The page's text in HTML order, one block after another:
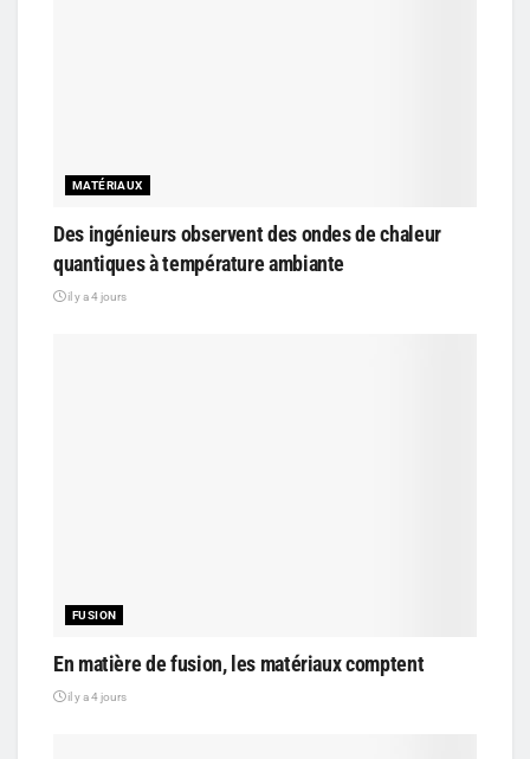
MATÉRIAUX
Des ingénieurs observent des ondes de chaleur
quantiques à température ambiante
il y a 4 jours
FUSION
En matière de fusion, les matériaux comptent
il y a 4 jours